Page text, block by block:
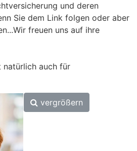
und deren
Sie dem Link folgen oder aber
freuen uns auf ihre
natürlich auch für
vergrößern